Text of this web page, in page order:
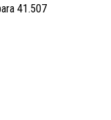
41.507